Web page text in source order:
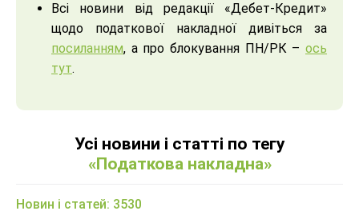
Всі новини від редакції «Дебет-Кредит»
щодо податкової накладної дивіться за
посиланням, а про блокування ПН/РК – ось
тут.
Усі новини і статті по тегу
«Податкова накладна»
Новин і статей: 3530